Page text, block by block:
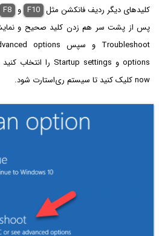
کلیدهای دیگر ردیف فانکشن مثل F10 و F8
پس از پشت سر هم زدن کلید صحیح و
now کلیک کنید تا سیستم ری‌استارت شود.